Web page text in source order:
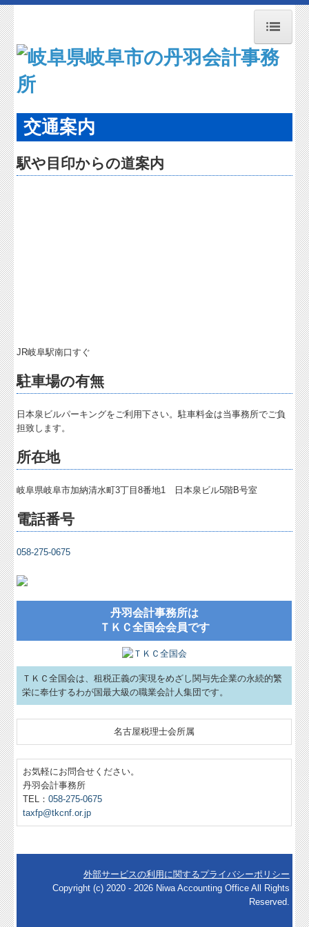
トップページ
事務所紹介
業務案内
経営理念
交通案内
Q&A経営相談
税務カレンダー
個人情報保護方針
TKCシステムQ&A
社会福祉法人会計Q&A
経営革新等支援機関とは
経営改善オンデマンド講座
お問合せ
交通案内
駅や目印からの道案内
JR岐阜駅南口すぐ
駐車場の有無
日本泉ビルパーキングをご利用下さい。駐車料金は当事務所でご負
担致します。
所在地
岐阜県岐阜市加納清水町3丁目8番地1 日本泉ビル5階B号室
電話番号
058-275-0675
丹羽会計事務所は
ＴＫＣ全国会会員です
ＴＫＣ全国会は、租税正義の実現をめざし関与先企業の永続的繁
栄に奉仕するわが国最大級の職業会計人集団です。
名古屋税理士会所属
お気軽にお問合せください。
丹羽会計事務所
TEL：058-275-0675
taxfp@tkcnf.or.jp
外部サービスの利用に関するプライバシーポリシー
Copyright (c) 2020 - 2026 Niwa Accounting Office All Rights
Reserved.